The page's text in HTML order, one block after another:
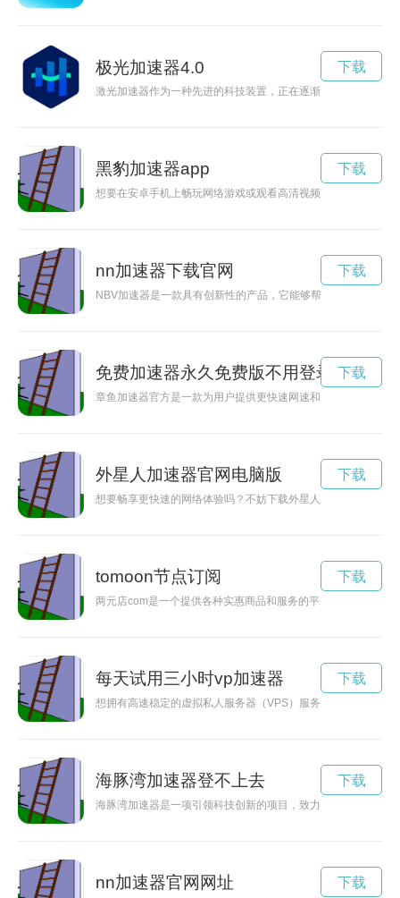
极光加速器4.0
激光加速器作为一种先进的科技装置，正在逐渐成为能量研究
下载
黑豹加速器app
想要在安卓手机上畅玩网络游戏或观看高清视频？速狼加速器
下载
nn加速器下载官网
NBV加速器是一款具有创新性的产品，它能够帮助您探索未知
下载
免费加速器永久免费版不用登录
章鱼加速器官方是一款为用户提供更快速网速和更顺畅网络体
下载
外星人加速器官网电脑版
想要畅享更快速的网络体验吗？不妨下载外星人加速器，让您
下载
tomoon节点订阅
两元店com是一个提供各种实惠商品和服务的平台，其中节点
下载
每天试用三小时vp加速器
想拥有高速稳定的虚拟私人服务器（VPS）服务，却又不想花
下载
海豚湾加速器登不上去
海豚湾加速器是一项引领科技创新的项目，致力于推动各行业的
下载
nn加速器官网网址 下载